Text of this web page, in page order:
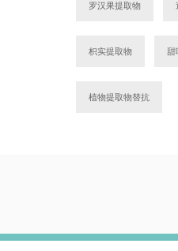
罗汉果提取物
枳实提取物 甜
植物提取物替抗